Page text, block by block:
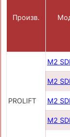
Произв.
PROLIFT
M2
M2
M2
M2